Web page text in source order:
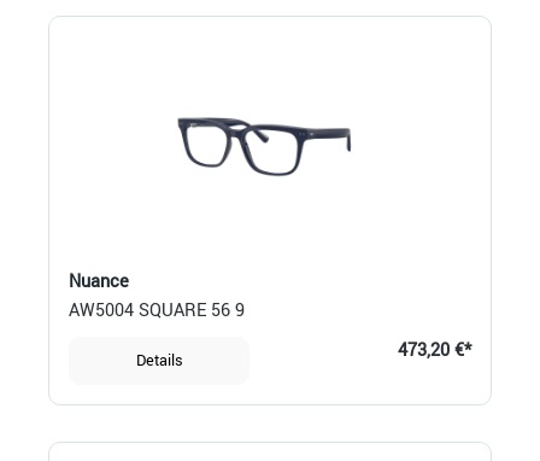
Nuance
AW5004 SQUARE 56 9
Details 473,20 €*